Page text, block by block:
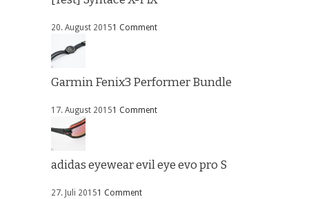
20. August 20151 Comment
Garmin Fenix3 Performer Bundle
17. August 20151 Comment
adidas eyewear evil eye evo pro S
27. Juli 20151 Comment